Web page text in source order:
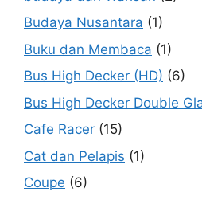
Budaya Nusantara (1)
Buku dan Membaca (1)
Bus High Decker (HD) (6)
Bus High Decker Double
Cafe Racer (15)
Cat dan Pelapis (1)
Coupe (6)